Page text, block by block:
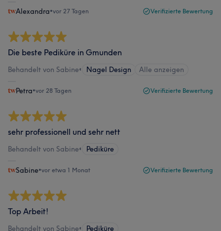
Alexandra•vor 27 Tagen Verifizierte Bewertung
Die beste Pediküre in Gmunden
Behandelt von Sabine• Nagel Design Alle anzeigen
Petra•vor 28 Tagen Verifizierte Bewertung
sehr professionell und sehr nett
Behandelt von Sabine• Pediküre
Sabine•vor etwa 1 Monat Verifizierte Bewertung
Top Arbeit!
Behandelt von Sabine• Pediküre